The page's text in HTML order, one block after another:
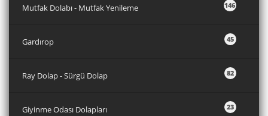
146
Mutfak Dolabı - Mutfak Yenileme
45
Gardırop
82
Ray Dolap - Sürgü Dolap
23
Giyinme Odası Dolapları